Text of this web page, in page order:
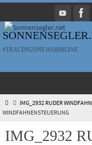
Inhalt
springen
#TRACINGONEWARMLINE
HOMEIMG_2932 RUDER
WINDFAHNENSTEUERUNG
IMG_2932